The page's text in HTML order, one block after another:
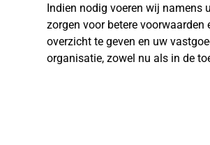
Indien nodig voeren wij namens
zorgen voor betere voorwaarden
overzicht te geven en uw
organisatie, zowel nu als in de